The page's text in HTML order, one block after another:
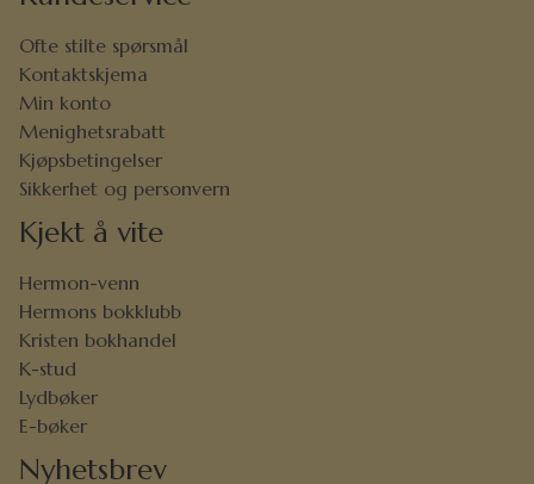
Ofte stilte spørsmål
Kontaktskjema
Min konto
Menighetsrabatt
Kjøpsbetingelser
Sikkerhet og personvern
Kjekt å vite
Hermon-venn
Hermons bokklubb
Kristen bokhandel
K-stud
Lydbøker
E-bøker
Nyhetsbrev